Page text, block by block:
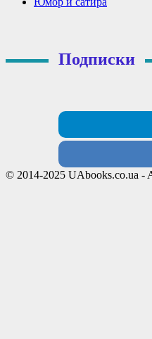
Подписки
© 2014-2025 UAbooks.co.ua -